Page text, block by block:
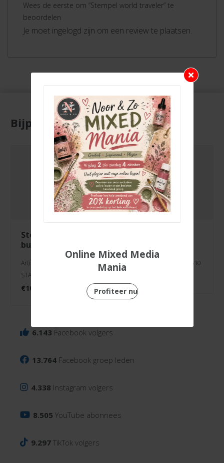
Wees de eerste om “Stempel world traveler” te
beoordelen
Je moet ingelogd zijn om een review te plaatsen.
Bijpassende producten
stempel super
buddy
Artikelnr. CCL-FR-
STAMP468
€10,99
Artikelnr. SL-ES-STAMP630
6.143 Facebook volgers
13.764 Facebook groep leden
4.338 Instagram volgers
8.505 YouTube abonnees
9.297 TikTok volgers
Online Mixed Media
Mania
Profiteer nu